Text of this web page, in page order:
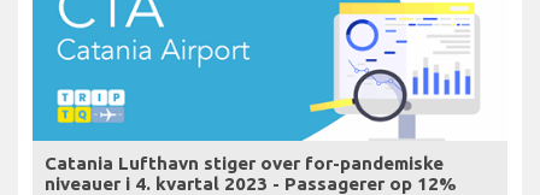
Catania Lufthavn stiger over for-pandemiske
niveauer i 4. kvartal 2023 - Passagerer op 12%